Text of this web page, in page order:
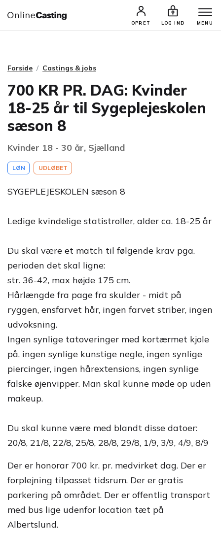
OPRET LOG IND MENU
CASTINGS & JOBS SØG PROFIL
Forside Castings & jobs
700 KR PR. DAG: Kvinder
18-25 år til Sygeplejeskolen
sæson 8
Kvinder 18 - 30 år, Sjælland
LØN UDLØBET
SYGEPLEJESKOLEN sæson 8
Ledige kvindelige statistroller, alder ca. 18-25 år
Du skal være et match til følgende krav pga.
perioden det skal ligne:
str. 36-42, max højde 175 cm.
Hårlængde fra page fra skulder - midt på
ryggen, ensfarvet hår, ingen farvet striber, ingen
udvoksning.
Ingen synlige tatoveringer med kortærmet kjole
på, ingen synlige kunstige negle, ingen synlige
piercinger, ingen hårextensions, ingen synlige
falske øjenvipper. Man skal kunne møde op uden
makeup.
Du skal kunne være med blandt disse datoer:
20/8, 21/8, 22/8, 25/8, 28/8, 29/8, 1/9, 3/9, 4/9, 8/9
Der er honorar 700 kr. pr. medvirket dag. Der er
forplejning tilpasset tidsrum. Der er gratis
parkering på området. Der er offentlig transport
med bus lige udenfor location tæt på
Albertslund.